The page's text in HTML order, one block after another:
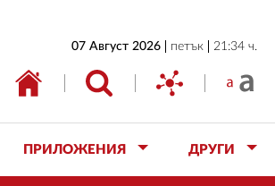
07 Август 2026 петък 21:34 ч.
ПРИЛОЖЕНИЯ ДРУГИ
ИКОНОМИКА